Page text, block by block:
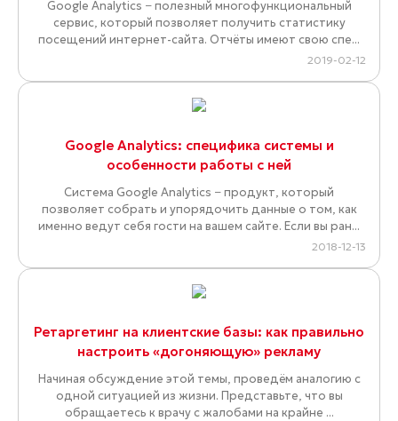
Google Analytics − полезный многофункциональный
сервис, который позволяет получить статистику
посещений интернет-сайта. Отчёты имеют свою спе...
2019-02-12
Google Analytics: специфика системы и
особенности работы с ней
Система Google Analytics − продукт, который
позволяет собрать и упорядочить данные о том, как
именно ведут себя гости на вашем сайте. Если вы ран...
2018-12-13
Ретаргетинг на клиентские базы: как правильно
настроить «догоняющую» рекламу
Начиная обсуждение этой темы, проведём аналогию с
одной ситуацией из жизни. Представьте, что вы
обращаетесь к врачу с жалобами на крайне ...